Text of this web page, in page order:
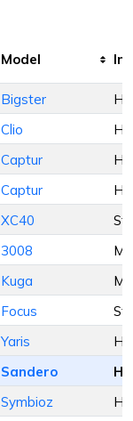
Model
Bigster
Clio
Captur
Captur
XC40
3008
Kuga
Focus
Yaris
Sandero
Symbioz